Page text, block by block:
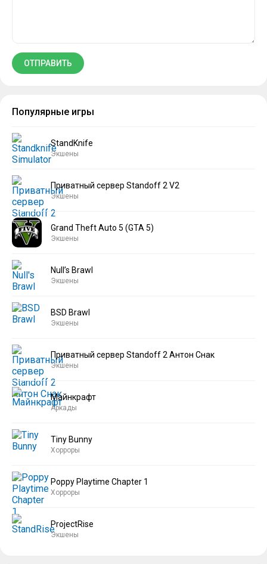
Популярные игры
StandKnife
Экшены
Приватный сервер Standoff 2 V2
Экшены
Grand Theft Auto 5 (GTA 5)
Экшены
Null’s Brawl
Экшены
BSD Brawl
Экшены
Приватный сервер Standoff 2 Антон Снак
Экшены
Майнкрафт
Аркады
Tiny Bunny
Хорроры
Poppy Playtime Chapter 1
Хорроры
ProjectRise
Экшены